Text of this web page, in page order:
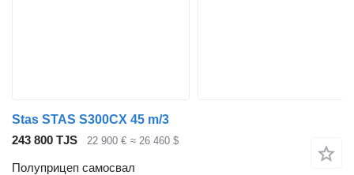
Stas STAS S300CX 45 m/3
243 800 TJS
22 900 € ≈ 26 460 $
Полуприцеп самосвал